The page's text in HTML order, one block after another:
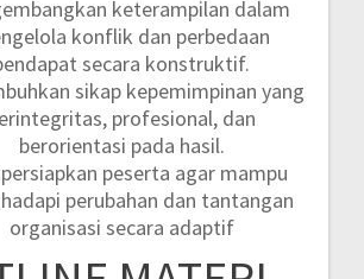
keterampilan dalam
konflik dan perbedaan
secara konstruktif.
sikap kepemimpinan yang
profesional, dan
berorientasi pada hasil.
peserta agar mampu
perubahan dan tantangan
organisasi secara adaptif